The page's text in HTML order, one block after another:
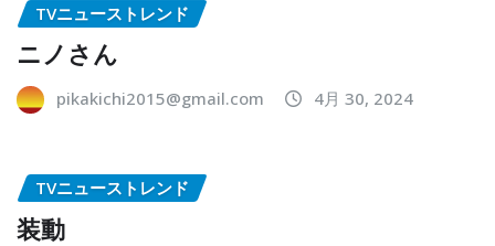
TVニューストレンド
ニノさん
pikakichi2015@gmail.com 4月 30, 2024
TVニューストレンド
装動